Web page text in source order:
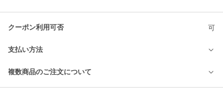
クーポン利用可否 可
支払い方法
複数商品のご注文について